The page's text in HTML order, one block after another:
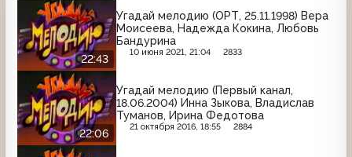
22:43
Угадай мелодию (ОРТ, 25.11.1998) Вера
Моисеева, Надежда Кокина, Любовь
Бандурина
10 июня 2021, 21:04 2833
22:06
Угадай мелодию (Первый канал,
18.06.2004) Инна Зыкова, Владислав
Туманов, Ирина Федотова
21 октября 2016, 18:55 2884